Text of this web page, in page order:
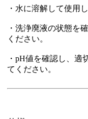
・水に溶解して使用
・洗浄廃液の状態を
ください。
・pH値を確認し、適
てください。